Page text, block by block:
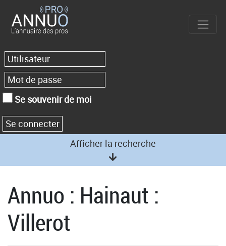
Se souvenir de moi
Afficher la recherche
Annuo : Hainaut :
Villerot